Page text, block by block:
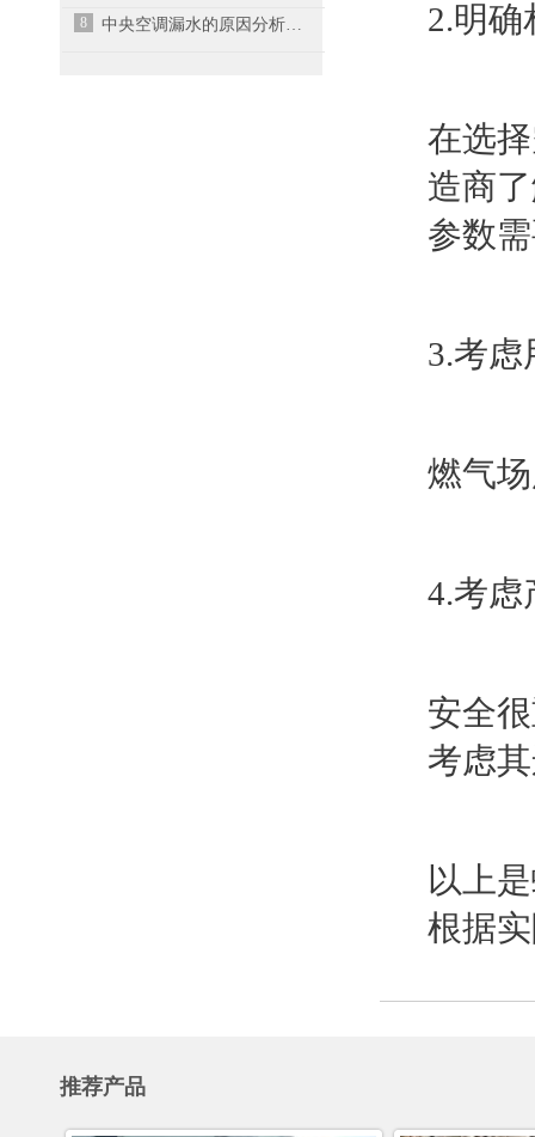
8 中央空调漏水的原因分析及解决措施 2.明确
在选
造商
参数
3.考虑
燃气
4.考虑
安全
考虑
以上
根据
推荐产品